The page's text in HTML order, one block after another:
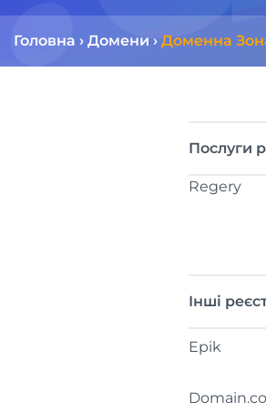
Головна › Домени › Доменна
Послуги
Regery
Інші
Epik